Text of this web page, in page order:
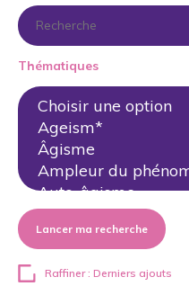
Thématiques
Lancer ma recherche
Raffiner : Derniers ajouts